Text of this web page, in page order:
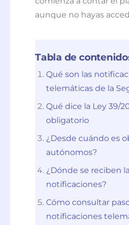
aunque no hayas
Tabla de
Qué son las
telemáticas de la
Qué dice la Ley 39/
obligatorio
¿Desde cuándo es
autónomos?
¿Dónde se reciben
notificaciones?
Cómo consultar
notificaciones